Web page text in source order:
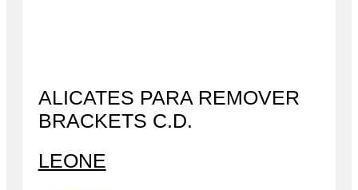
ALICATES PARA REMOVER
BRACKETS C.D.
LEONE